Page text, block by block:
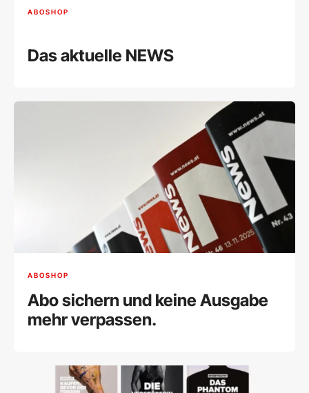
ABOSHOP
Das aktuelle NEWS
ABOSHOP
Abo sichern und keine Ausgabe
mehr verpassen.